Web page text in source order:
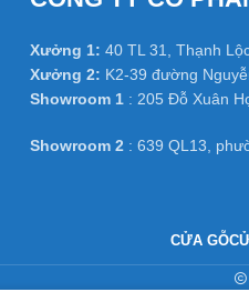
Xưởng 1: 40 TL 31, Thạnh
Xưởng 2: K2-39 đường
Showroom 1: 205 Đỗ Xuân
Showroom 2 : 639 QL13,
CỬA GỖ